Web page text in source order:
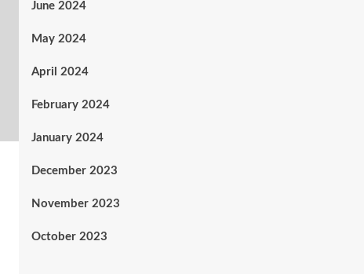
June 2024
May 2024
April 2024
February 2024
January 2024
December 2023
November 2023
October 2023